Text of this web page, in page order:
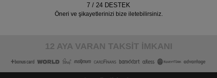
7 / 24 DESTEK
Öneri ve şikayetlerinizi bize iletebilirsiniz.
12 AYA VARAN TAKSİT İMKANI